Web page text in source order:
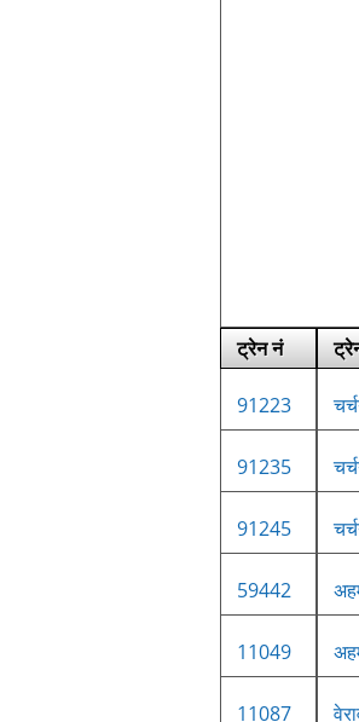
ट्रेन नं
91223
91235
91245
59442
11049
11087